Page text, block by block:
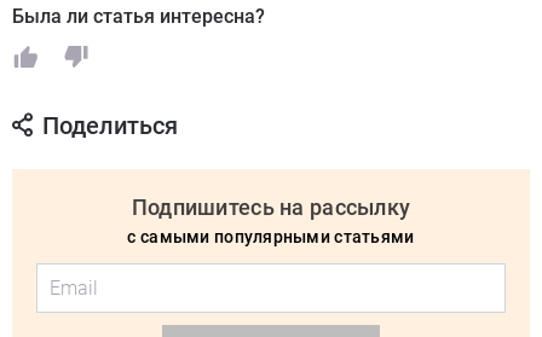
Была ли статья интересна?
Поделиться
Подпишитесь на рассылку
с самыми популярными статьями